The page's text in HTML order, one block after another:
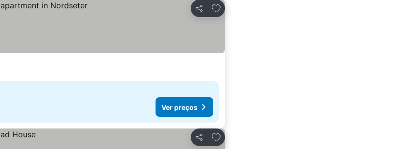
Partilhar
Adicionar aos favoritos
Ver preços
Partilhar
Adicionar aos favoritos